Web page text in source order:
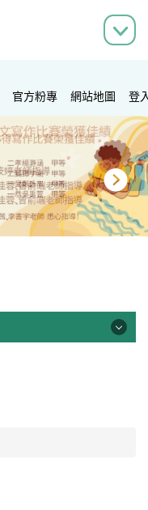
官方粉專 網站地圖 登